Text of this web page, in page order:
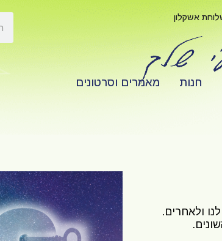
אשקלון
חנות מאמרים וסרטונים
ולאחרים.